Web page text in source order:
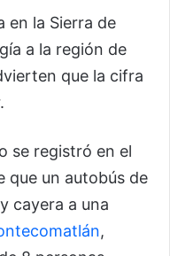
en la Sierra de
a la región de
que la cifra
se registró en el
que un autobús de
cayera a una
,